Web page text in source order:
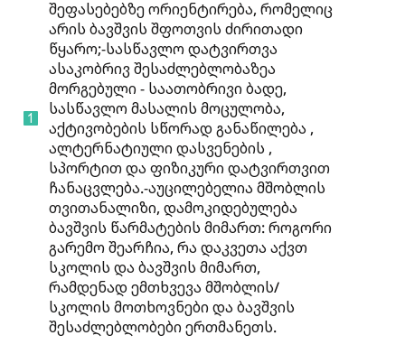
შეფასებებზე ორიენტირება, რომელიც
არის ბავშვის შფოთვის ძირითადი
წყარო;-სასწავლო დატვირთვა
ასაკობრივ შესაძლებლობაზეა
მორგებული - საათობრივი ბადე,
სასწავლო მასალის მოცულობა,
აქტივობების სწორად განაწილება ,
ალტერნატიული დასვენების ,
სპორტით და ფიზიკური დატვირთვით
ჩანაცვლება.-აუცილებელია მშობლის
თვითანალიზი, დამოკიდებულება
ბავშვის წარმატების მიმართ: როგორი
გარემო შეარჩია, რა დაკვეთა აქვთ
სკოლის და ბავშვის მიმართ,
რამდენად ემთხვევა მშობლის/
სკოლის მოთხოვნები და ბავშვის
შესაძლებლობები ერთმანეთს.